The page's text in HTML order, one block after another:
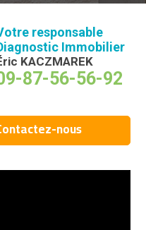
responsable
Immobilier
KACZMAREK
87-56-56-92
nous